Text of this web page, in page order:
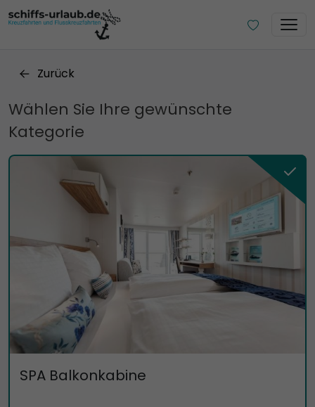
Zurück
Wählen Sie Ihre gewünschte
Kategorie
SPA Balkonkabine